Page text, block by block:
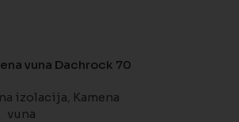
vuna Dachrock 70
izolacija Kamena
vuna